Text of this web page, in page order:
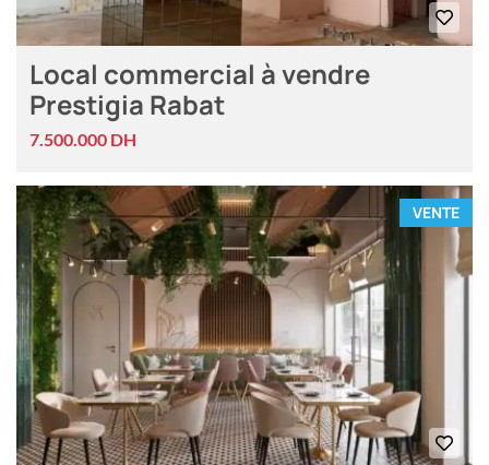
Local commercial à vendre
Prestigia Rabat
7.500.000 DH
VENTE